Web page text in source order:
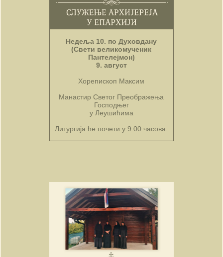
Недеља 10. по Духовдану
(Свети великомученик
Пантелејмон)
9. август
Хорепископ Максим
Манастир Светог Преображења
Господњег
у Леушићима
Литургија ће почети у 9.00 часова.